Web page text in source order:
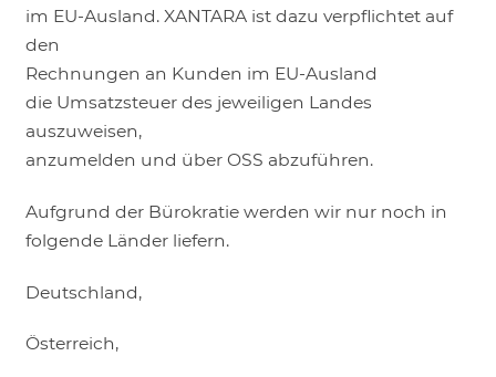
im EU-Ausland. XANTARA ist dazu verpflichtet auf
den
Rechnungen an Kunden im EU-Ausland
die Umsatzsteuer des jeweiligen Landes
auszuweisen,
anzumelden und über OSS abzuführen.
Aufgrund der Bürokratie werden wir nur noch in
folgende Länder liefern.
Deutschland,
Österreich,